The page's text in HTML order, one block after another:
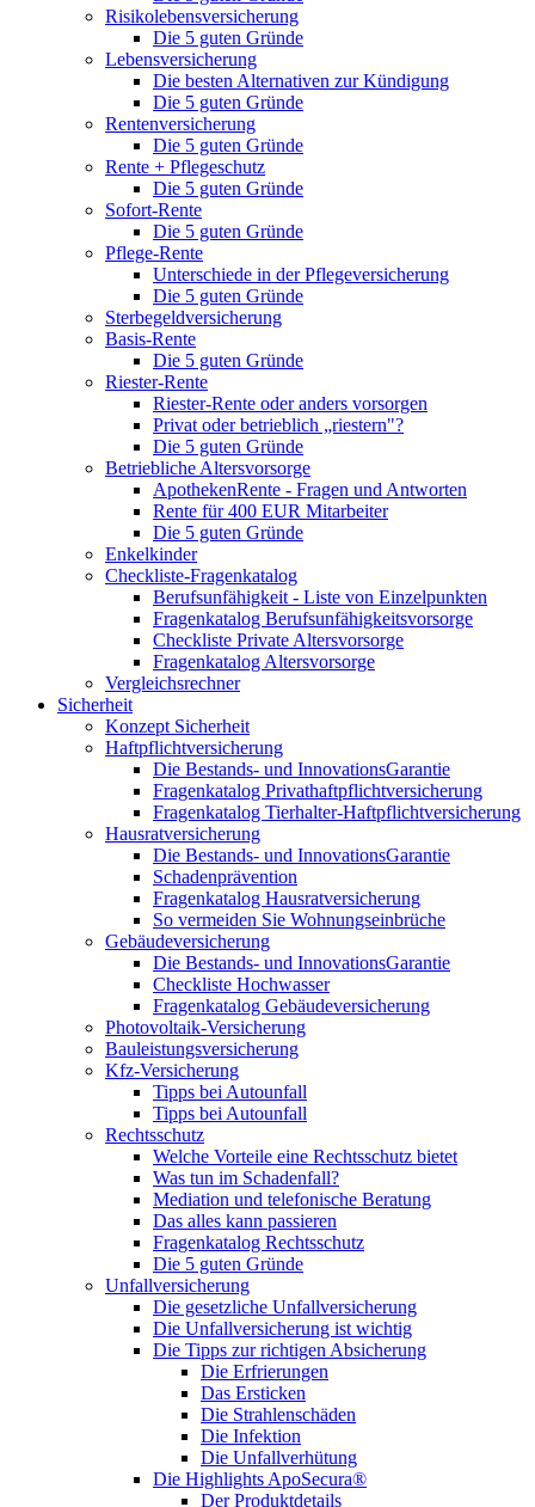
Risikolebensversicherung
Die 5 guten Gründe
Lebensversicherung
Die besten Alternativen zur Kündigung
Die 5 guten Gründe
Rentenversicherung
Die 5 guten Gründe
Rente + Pflegeschutz
Die 5 guten Gründe
Sofort-Rente
Die 5 guten Gründe
Pflege-Rente
Unterschiede in der Pflegeversicherung
Die 5 guten Gründe
Sterbegeldversicherung
Basis-Rente
Die 5 guten Gründe
Riester-Rente
Riester-Rente oder anders vorsorgen
Privat oder betrieblich „riestern"?
Die 5 guten Gründe
Betriebliche Altersvorsorge
ApothekenRente - Fragen und Antworten
Rente für 400 EUR Mitarbeiter
Die 5 guten Gründe
Enkelkinder
Checkliste-Fragenkatalog
Berufsunfähigkeit - Liste von Einzelpunkten
Fragenkatalog Berufsunfähigkeitsvorsorge
Checkliste Private Altersvorsorge
Fragenkatalog Altersvorsorge
Vergleichsrechner
Sicherheit
Konzept Sicherheit
Haftpflichtversicherung
Die Bestands- und InnovationsGarantie
Fragenkatalog Privathaftpflichtversicherung
Fragenkatalog Tierhalter-Haftpflichtversicherung
Hausratversicherung
Die Bestands- und InnovationsGarantie
Schadenprävention
Fragenkatalog Hausratversicherung
So vermeiden Sie Wohnungseinbrüche
Gebäudeversicherung
Die Bestands- und InnovationsGarantie
Checkliste Hochwasser
Fragenkatalog Gebäudeversicherung
Photovoltaik-Versicherung
Bauleistungsversicherung
Kfz-Versicherung
Tipps bei Autounfall
Tipps bei Autounfall
Rechtsschutz
Welche Vorteile eine Rechtsschutz bietet
Was tun im Schadenfall?
Mediation und telefonische Beratung
Das alles kann passieren
Fragenkatalog Rechtsschutz
Die 5 guten Gründe
Unfallversicherung
Die gesetzliche Unfallversicherung
Die Unfallversicherung ist wichtig
Die Tipps zur richtigen Absicherung
Die Erfrierungen
Das Ersticken
Die Strahlenschäden
Die Infektion
Die Unfallverhütung
Die Highlights ApoSecura®
Der Produktdetails